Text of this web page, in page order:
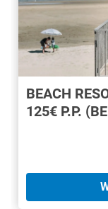
BEACH
125€ P.P.